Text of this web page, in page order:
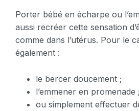
Porter bébé en écharpe ou
aussi recréer cette sensation
comme dans l’utérus. Pour le
également :
le bercer doucement ;
l’emmener en promenade ;
ou simplement effectuer